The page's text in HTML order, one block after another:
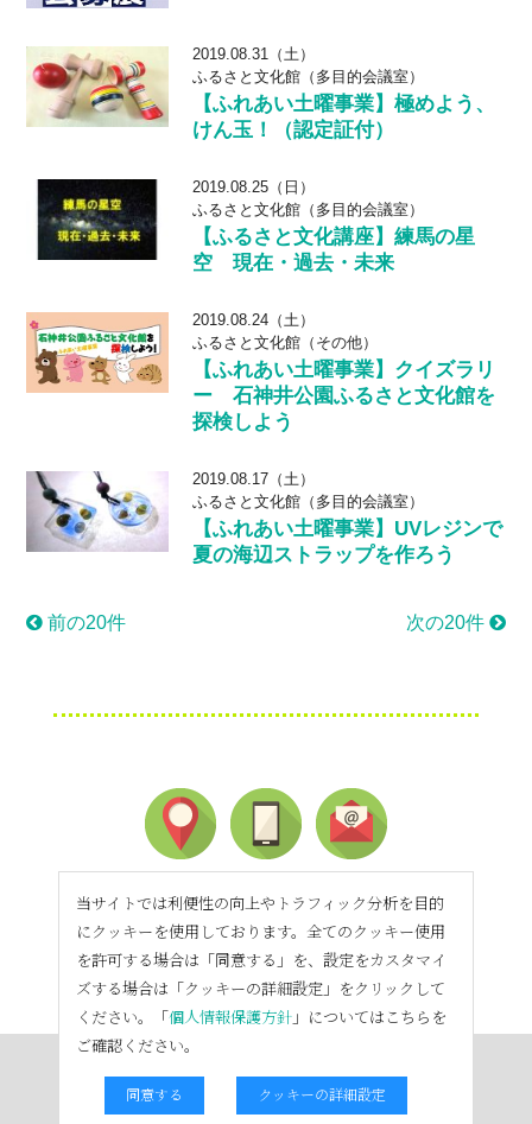
2019.08.31（土）
ふるさと文化館（多目的会議室）
【ふれあい土曜事業】極めよう、
けん玉！（認定証付）
2019.08.25（日）
ふるさと文化館（多目的会議室）
【ふるさと文化講座】練馬の星
空 現在・過去・未来
2019.08.24（土）
ふるさと文化館（その他）
【ふれあい土曜事業】クイズラリ
ー 石神井公園ふるさと文化館を
探検しよう
2019.08.17（土）
ふるさと文化館（多目的会議室）
【ふれあい土曜事業】UVレジンで
夏の海辺ストラップを作ろう
前の20件 次の20件
当サイトでは利便性の向上やトラフィック分析を目的
にクッキーを使用しております。全てのクッキー使用
を許可する場合は「同意する」を、設定をカスタマイ
ズする場合は「クッキーの詳細設定」をクリックして
ください。「個人情報保護方針 」についてはこちらを
ご確認ください。
同意する クッキーの詳細設定